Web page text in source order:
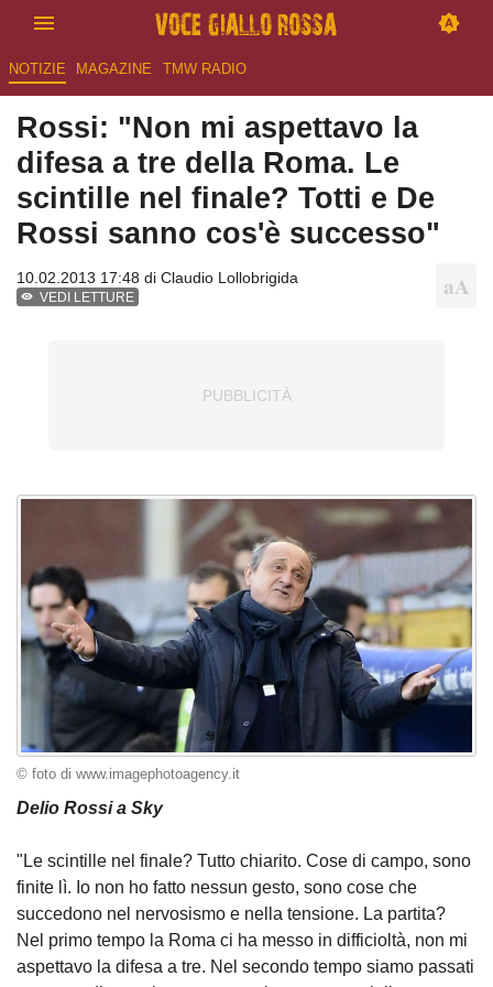
NOTIZIE MAGAZINE TMW RADIO
Rossi: "Non mi aspettavo la
difesa a tre della Roma. Le
scintille nel finale? Totti e De
Rossi sanno cos'è successo"
10.02.2013 17:48 di Claudio Lollobrigida
VEDI LETTURE
© foto di www.imagephotoagency.it
Delio Rossi a Sky
"Le scintille nel finale? Tutto chiarito. Cose di campo, sono
finite lì. Io non ho fatto nessun gesto, sono cose che
succedono nel nervosismo e nella tensione. La partita?
Nel primo tempo la Roma ci ha messo in difficioltà, non mi
aspettavo la difesa a tre. Nel secondo tempo siamo passati